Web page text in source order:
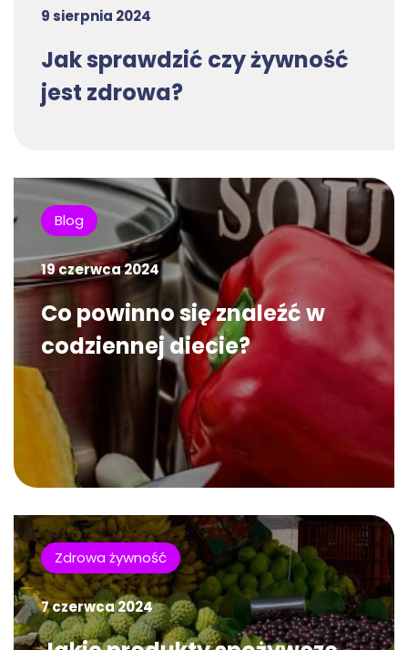
9 sierpnia 2024
Jak sprawdzić czy żywność
jest zdrowa?
Blog
19 czerwca 2024
Co powinno się znaleźć w
codziennej diecie?
Zdrowa żywność
7 czerwca 2024